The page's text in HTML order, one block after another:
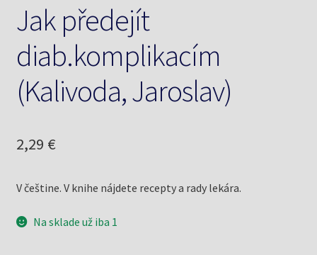
Jak předejít
diab.komplikacím
(Kalivoda, Jaroslav)
2,29 €
V češtine. V knihe nájdete recepty a rady lekára.
Na sklade už iba 1